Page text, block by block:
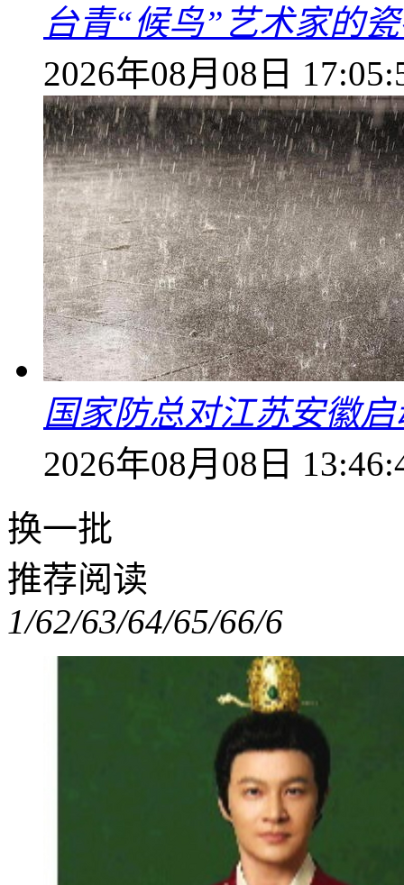
台青“候鸟”艺术家的
2026年08月08日
国家防总对江苏安徽
2026年08月08日
换一批
推荐阅读
1/62/63/64/65/66/6